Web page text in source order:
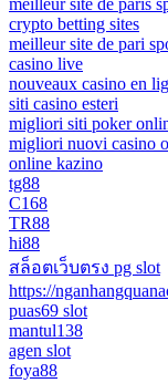
meilleur site de paris
crypto betting sites
meilleur site de pari
casino live
nouveaux casino en
siti casino esteri
migliori siti poker
migliori nuovi casino
online kazino
tg88
C168
TR88
hi88
สล็อตเว็บตรง pg slot
https://
puas69 slot
mantul138
agen slot
foya88